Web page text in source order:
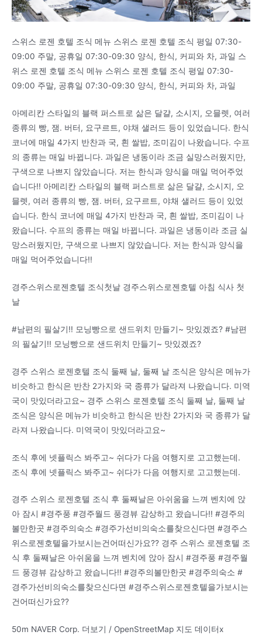
스위스 로젠 호텔 조식 메뉴 스위스 로젠 호텔 조식 평일 07:30-
09:00 주말, 공휴일 07:30-09:30 양식, 한식, 커피와 차, 과일 스
위스 로젠 호텔 조식 메뉴 스위스 로젠 호텔 조식 평일 07:30-
09:00 주말, 공휴일 07:30-09:30 양식, 한식, 커피와 차, 과일
아메리칸 스타일의 블랙 퍼스트로 삶은 달걀, 소시지, 오믈렛, 여러
종류의 빵, 잼. 버터, 요구르트, 야채 샐러드 등이 있었습니다. 한식
코너에 매일 4가지 반찬과 국, 흰 쌀밥, 조미김이 나왔습니다. 수프
의 종류는 매일 바뀝니다. 과일은 냉동이라 조금 실망스러웠지만,
구색으로 나쁘지 않았습니다. 저는 한식과 양식을 매일 먹어주었
습니다!! 아메리칸 스타일의 블랙 퍼스트로 삶은 달걀, 소시지, 오
믈렛, 여러 종류의 빵, 잼. 버터, 요구르트, 야채 샐러드 등이 있었
습니다. 한식 코너에 매일 4가지 반찬과 국, 흰 쌀밥, 조미김이 나
왔습니다. 수프의 종류는 매일 바뀝니다. 과일은 냉동이라 조금 실
망스러웠지만, 구색으로 나쁘지 않았습니다. 저는 한식과 양식을
매일 먹어주었습니다!!
경주스위스로젠호텔 조식첫날 경주스위스로젠호텔 아침 식사 첫
날
#남편의 필살기!! 모닝빵으로 샌드위치 만들기~ 맛있겠죠? #남편
의 필살기!! 모닝빵으로 샌드위치 만들기~ 맛있겠죠?
경주 스위스 로젠호텔 조식 둘째 날, 둘째 날 조식은 양식은 메뉴가
비슷하고 한식은 반찬 2가지와 국 종류가 달라져 나왔습니다. 미역
국이 맛있더라고요~ 경주 스위스 로젠호텔 조식 둘째 날, 둘째 날
조식은 양식은 메뉴가 비슷하고 한식은 반찬 2가지와 국 종류가 달
라져 나왔습니다. 미역국이 맛있더라고요~
조식 후에 넷플릭스 봐주고~ 쉬다가 다음 여행지로 고고했는데.
조식 후에 넷플릭스 봐주고~ 쉬다가 다음 여행지로 고고했는데.
경주 스위스 로젠호텔 조식 후 둘째날은 아쉬움을 느껴 벤치에 앉
아 잠시 #경주풍 #경주월드 풍경뷰 감상하고 왔습니다!! #경주의
볼만한곳 #경주의숙소 #경주가선비의숙소를찾으신다면 #경주스
위스로젠호텔을가보시는건어떠신가요?? 경주 스위스 로젠호텔 조
식 후 둘째날은 아쉬움을 느껴 벤치에 앉아 잠시 #경주풍 #경주월
드 풍경뷰 감상하고 왔습니다!! #경주의볼만한곳 #경주의숙소 #
경주가선비의숙소를찾으신다면 #경주스위스로젠호텔을가보시는
건어떠신가요??
50m NAVER Corp. 더보기 / OpenStreetMap 지도 데이터x